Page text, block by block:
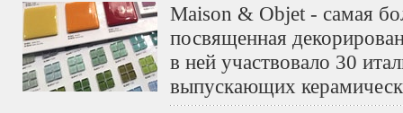
Maison & Objet - самая
посвященная
в ней участвовало 30
выпускающих